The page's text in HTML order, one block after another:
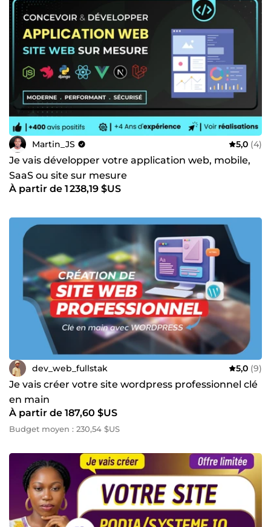
Martin_JS 5,0 (4)
Je vais développer votre application web, mobile,
SaaS ou site sur mesure
À partir de 1 238,19 $US
dev_web_fullstak 5,0 (9)
Je vais créer votre site wordpress professionnel clé
en main
À partir de 187,60 $US
Budget moyen : 230,54 $US